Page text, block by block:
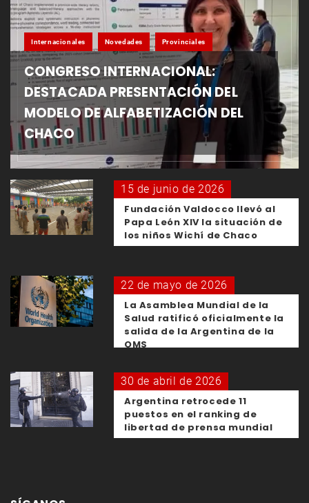
Internacionales Novedades Provinciales
CONGRESO INTERNACIONAL:
DESTACADA PRESENTACIÓN DEL
MODELO DE ALFABETIZACIÓN DEL
CHACO
15 de junio de 2026
Fundación Valdocco llevó al
Papa León XIV la situación de
los niños Wichí de Chaco
22 de mayo de 2026
La Asamblea Mundial de la
Salud ratificó oficialmente la
salida de la Argentina de la
OMS
30 de abril de 2026
Argentina retrocede 11
puestos en el ranking de
libertad de prensa mundial